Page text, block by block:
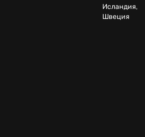
Исландия,
Швеция